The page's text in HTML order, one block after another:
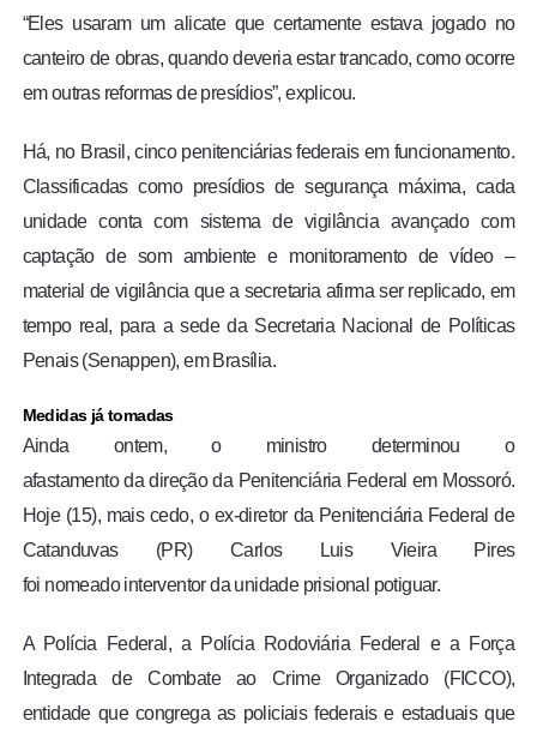
“Eles usaram um alicate que certamente estava jogado no
canteiro de obras, quando deveria estar trancado, como ocorre
em outras reformas de presídios”, explicou.
Há, no Brasil, cinco penitenciárias federais em funcionamento.
Classificadas como presídios de segurança máxima, cada
unidade conta com sistema de vigilância avançado com
captação de som ambiente e monitoramento de vídeo –
material de vigilância que a secretaria afirma ser replicado, em
tempo real, para a sede da Secretaria Nacional de Políticas
Penais (Senappen), em Brasília.
Medidas já tomadas
Ainda ontem, o ministro determinou o
afastamento da direção da Penitenciária Federal em Mossoró.
Hoje (15), mais cedo, o ex-diretor da Penitenciária Federal de
Catanduvas (PR) Carlos Luis Vieira Pires
foi nomeado interventor da unidade prisional potiguar.
A Polícia Federal, a Polícia Rodoviária Federal e a Força
Integrada de Combate ao Crime Organizado (FICCO),
entidade que congrega as policiais federais e estaduais que